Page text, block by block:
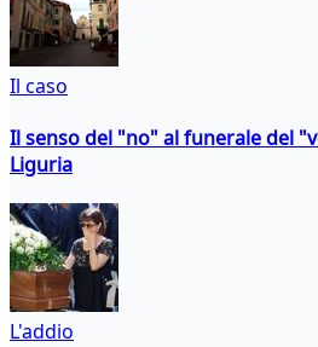
Il caso
Il senso del "no" al funerale del
Liguria
L'addio